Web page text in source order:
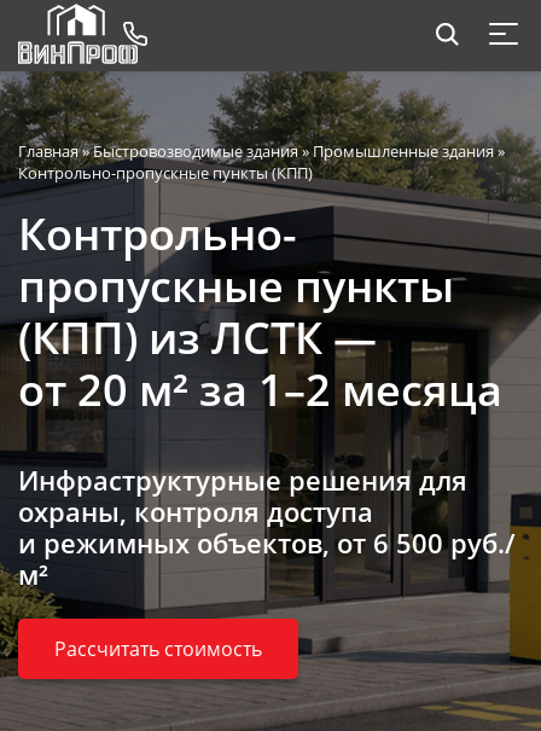
Главная»Быстровозводимые здания»Промышленные здания»
Контрольно-пропускные пункты (КПП)
Контрольно-
пропускные пункты
(КПП) из ЛСТК —
от 20 м² за 1–2 месяца
Инфраструктурные решения для
охраны, контроля доступа
и режимных объектов, от 6 500 руб./
м²
Рассчитать стоимость